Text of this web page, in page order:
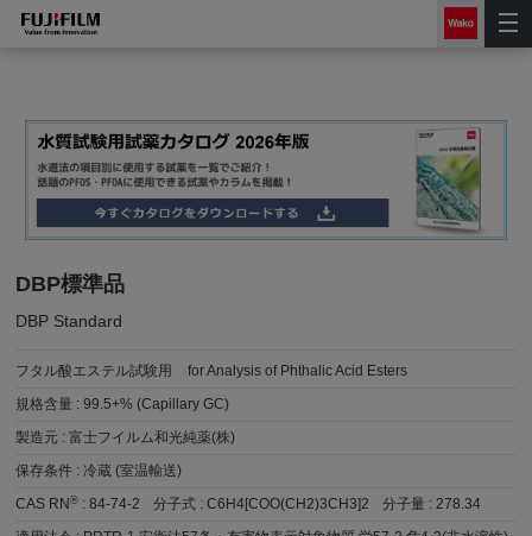
DBP標準品
DBP Standard
フタル酸エステル試験用
for Analysis of Phthalic Acid Esters
規格含量 :99.5+% (Capillary GC)
製造元 :富士フイルム和光純薬(株)
保存条件 :冷蔵 (室温輸送)
CAS RN® :84-74-2 分子式 :C6H4[COO(CH2)3CH3]2 分子量 :278.34